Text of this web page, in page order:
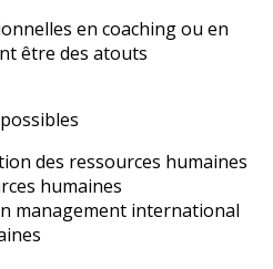
en coaching ou en
être des atouts
des ressources humaines
humaines
management international